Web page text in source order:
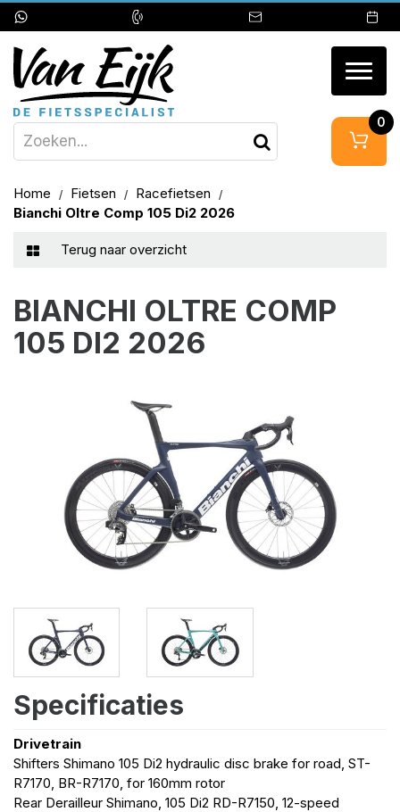
0
Home Fietsen
Racefietsen
Bianchi Oltre Comp 105 Di2 2026
Terug naar overzicht
BIANCHI OLTRE COMP
105 DI2 2026
Specificaties
Drivetrain
Shifters Shimano 105 Di2 hydraulic disc brake for road, ST-
R7170, BR-R7170, for 160mm rotor
Rear Derailleur Shimano, 105 Di2 RD-R7150, 12-speed